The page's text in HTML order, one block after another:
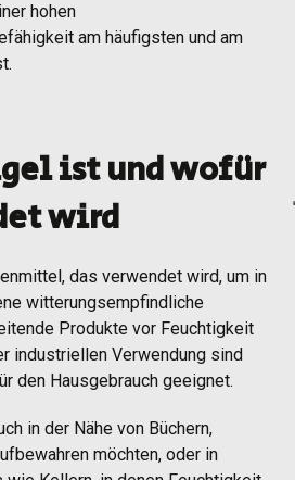
hohen
am häufigsten und am
ist und wofür
wird
das verwendet wird, um in
witterungsempfindliche
Produkte vor Feuchtigkeit
industriellen Verwendung sind
den Hausgebrauch geeignet.
in der Nähe von Büchern,
möchten, oder in